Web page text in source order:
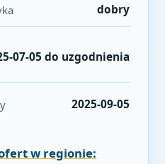
dobry
07-05 do uzgodnienia
2025-09-05
w regionie: